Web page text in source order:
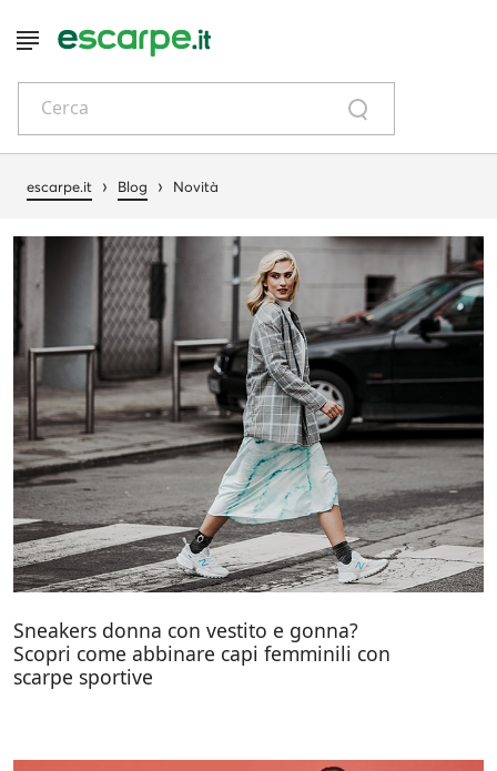
Cerca
escarpe.it › Blog › Novità
Sneakers donna con vestito e gonna?
Scopri come abbinare capi femminili con
scarpe sportive